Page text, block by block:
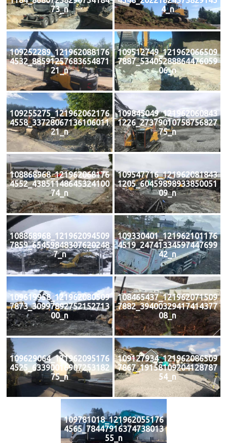
73_n
4_n
109252289_121962088176
4532_88591257683654871
21_n
109512749_121962066509
7887_53405288864476059
06_n
109255275_121962062176
4558_33728067136106011
21_n
109845049_121962060843
1226_27379010758756827
75_n
108868968_121962068176
4552_43851148645324100
74_n
109547716_121962081843
1205_60459898933850051
09_n
108868968_121962094509
7859_65459848307620248
7_n
109330401_121962101176
4519_24741334597447699
42_n
109619958_121962080509
7873_30997892752152713
00_n
108465437_121962071509
7882_39400329417414377
08_n
109629064_121962095176
4525_63390016907253182
75_n
109127934_121962086509
7867_19158109204128787
54_n
109781018_121962055176
4565_78447916374738013
55_n